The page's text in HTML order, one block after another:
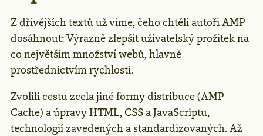
Z dřívějších textů už víme, čeho chtěli autoři AMP
dosáhnout: Výrazně zlepšit uživatelský prožitek na
co největším množství webů, hlavně
prostřednictvím rychlosti.
Zvolili cestu zcela jiné formy distribuce (AMP
Cache) a úpravyHTML,CSSaJavaScriptu,
technologií zavedených a standardizovaných. Až